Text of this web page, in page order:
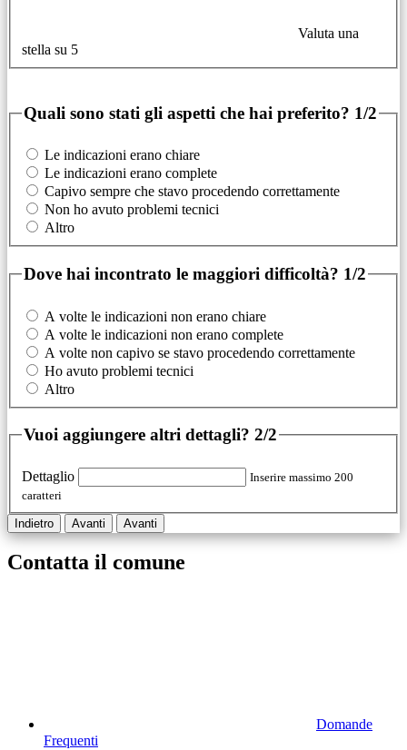
Valuta una
stella su 5
Quali sono stati gli aspetti che hai preferito? 1/2
Le indicazioni erano chiare
Le indicazioni erano complete
Capivo sempre che stavo procedendo correttamente
Non ho avuto problemi tecnici
Altro
Dove hai incontrato le maggiori difficoltà? 1/2
A volte le indicazioni non erano chiare
A volte le indicazioni non erano complete
A volte non capivo se stavo procedendo correttamente
Ho avuto problemi tecnici
Altro
Vuoi aggiungere altri dettagli? 2/2
Dettaglio
Inserire massimo 200
caratteri
Indietro Avanti Avanti
Contatta il comune
Domande
Frequenti